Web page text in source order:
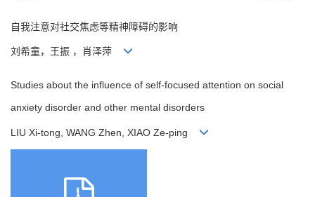
自我注意对社交焦虑等精神障碍的影响
刘希童，王振 ，肖泽萍
Studies about the influence of self-focused attention on social
anxiety disorder and other mental disorders
LIU Xi-tong, WANG Zhen, XIAO Ze-ping